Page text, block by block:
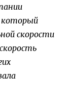
который
скорости